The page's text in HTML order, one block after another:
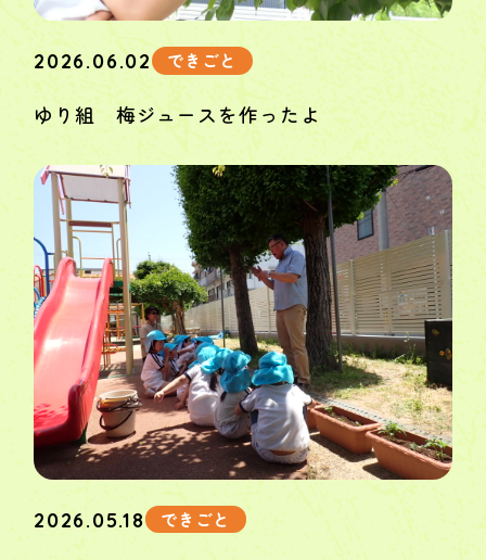
2026.06.02 できごと
ゆり組 梅ジュースを作ったよ
2026.05.18 できごと